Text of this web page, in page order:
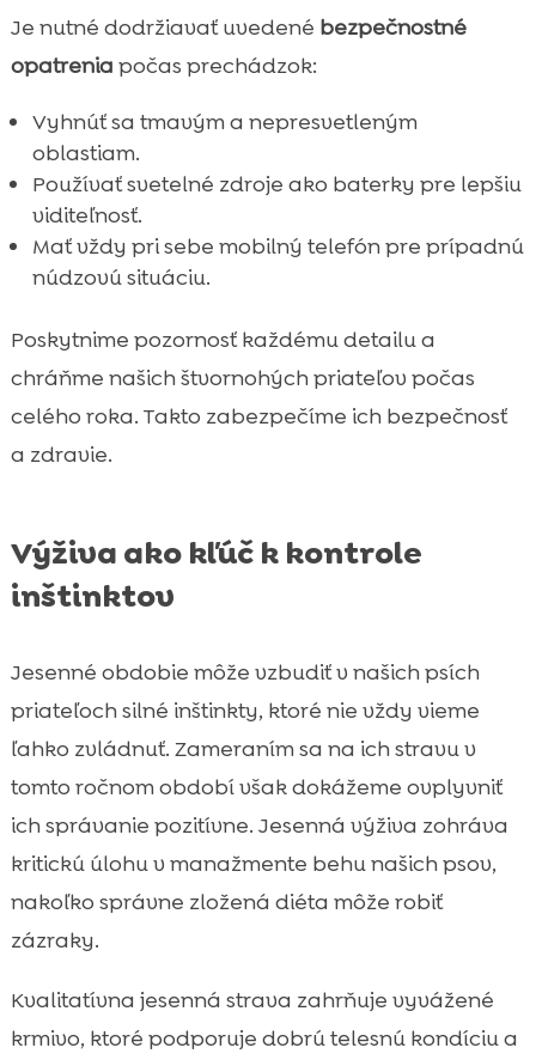
Je nutné dodržiavať uvedené bezpečnostné
opatrenia počas prechádzok:
Vyhnúť sa tmavým a nepresvetleným
oblastiam.
Používať svetelné zdroje ako baterky pre lepšiu
viditeľnosť.
Mať vždy pri sebe mobilný telefón pre prípadnú
núdzovú situáciu.
Poskytnime pozornosť každému detailu a
chráňme našich štvornohých priateľov počas
celého roka. Takto zabezpečíme ich bezpečnosť
a zdravie.
Výživa ako kľúč k kontrole
inštinktov
Jesenné obdobie môže vzbudiť v našich psích
priateľoch silné inštinkty, ktoré nie vždy vieme
ľahko zvládnuť. Zameraním sa na ich stravu v
tomto ročnom období však dokážeme ovplyvniť
ich správanie pozitívne. Jesenná výživa zohráva
kritickú úlohu v manažmente behu našich psov,
nakoľko správne zložená diéta môže robiť
zázraky.
Kvalitatívna jesenná strava zahrňuje vyvážené
krmivo, ktoré podporuje dobrú telesnú kondíciu a